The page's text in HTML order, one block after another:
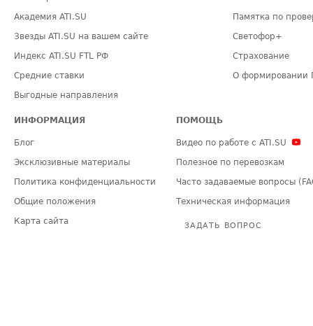
Академия ATI.SU
Звезды ATI.SU на вашем сайте
Индекс ATI.SU FTL РФ
Средние ставки
Выгодные направления
Памятка по
Светофор+
Страхование
О формировании
ИНФОРМАЦИЯ
Блог
Эксклюзивные материалы
Политика конфиденциальности
Общие положения
Карта сайта
ПОМОЩЬ
Видео по работе с ATI.SU
Полезное по перевозкам
Часто задаваемые вопросы
Техническая информация
ЗАДАТЬ ВОПРОС